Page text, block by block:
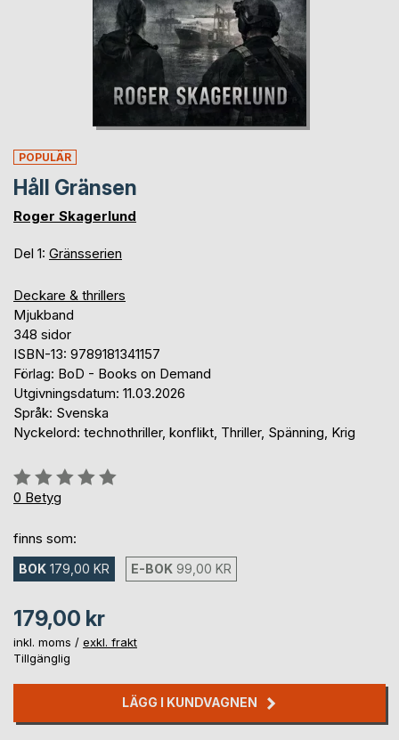
POPULÄR
Håll Gränsen
Roger Skagerlund
Del 1: Gränsserien
Deckare & thrillers
Mjukband
348 sidor
ISBN-13: 9789181341157
Förlag: BoD - Books on Demand
Utgivningsdatum: 11.03.2026
Språk: Svenska
Nyckelord: technothriller, konflikt, Thriller, Spänning, Krig
Betyg::
0%
0 Betyg
finns som:
BOK 179,00 KR E-BOK 99,00 KR
179,00 kr
inkl. moms / exkl. frakt
Tillgänglig
LÄGG I KUNDVAGNEN